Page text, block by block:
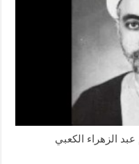
الزهراء الكعبي